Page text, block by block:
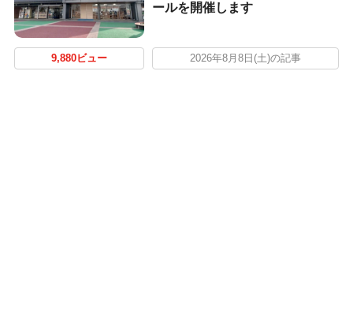
ールを開催します
9,880ビュー 2026年8月8日(土)の記事